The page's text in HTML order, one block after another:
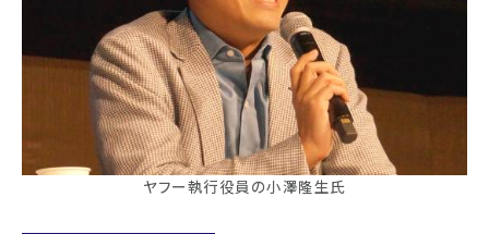
ヤフー執行役員の小澤隆生氏